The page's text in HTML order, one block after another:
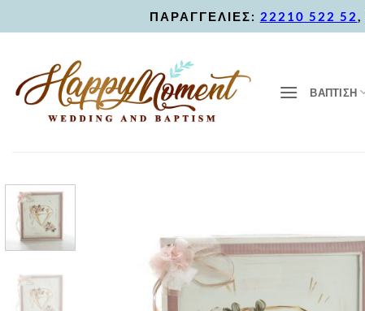
to
ΠΑΡΑΓΓΕΛΙΕΣ: 22210 522 52,
ΒΑΠΤΙΣΗ